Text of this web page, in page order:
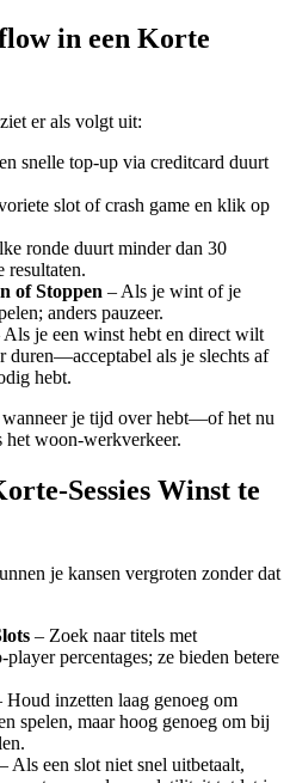
in een Korte
er als volgt uit:
snelle top‑up via creditcard duurt
slot of crash game en klik op
ronde duurt minder dan 30
resultaten.
of Stoppen – Als je wint of je
anders pauzeer.
Als je een winst hebt en direct wilt
duren—acceptabel als je slechts af
hebt.
je tijd over hebt—of het nu
het woon-werkverkeer.
Winst te
je kansen vergroten zonder dat
– Zoek naar titels met
percentages; ze bieden betere
Houd inzetten laag genoeg om
spelen, maar hoog genoeg om bij
– Als een slot niet snel uitbetaalt,